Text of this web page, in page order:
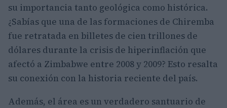
su importancia tanto geológica como histórica.
¿Sabías que una de las formaciones de Chiremba
fue retratada en billetes de cien trillones de
dólares durante la crisis de hiperinflación que
afectó a Zimbabwe entre 2008 y 2009? Esto resalta
su conexión con la historia reciente del país.
Además, el área es un verdadero santuario de